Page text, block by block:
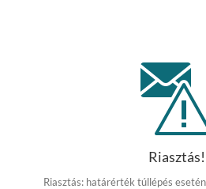
Riasztás!
Riasztás: határérték túllépés